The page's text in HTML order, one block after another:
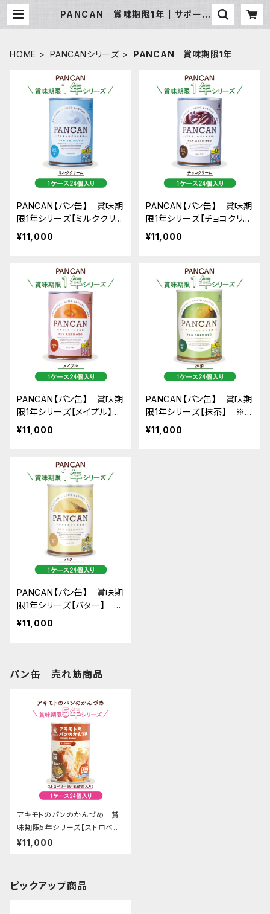
PANCAN 賞味期限1年 | サポート
HOME
PANCANシリーズ PANCAN 賞味期限1年
PANCAN【パン缶】 賞味期
限1年シリーズ【ミルククリ
ーム】 ※1ケース24個入り
¥11,000
PANCAN【パン缶】 賞味期
限1年シリーズ【チョコクリー
ム】 ※1ケース24個入り
¥11,000
PANCAN【パン缶】 賞味期
限1年シリーズ【メイプル】
※1ケース24個入り
¥11,000
PANCAN【パン缶】 賞味期
限1年シリーズ【抹茶】 ※1
ケース24個入り
¥11,000
PANCAN【パン缶】 賞味期
限1年シリーズ【バター】 ※
1ケース24個入り
¥11,000
パン缶 売れ筋商品
アキモトのパンのかんづめ 賞
味期限5年シリーズ【ストロベリ
ー味（乳酸菌入り）】 ※1ケース
¥11,000
ピックアップ商品